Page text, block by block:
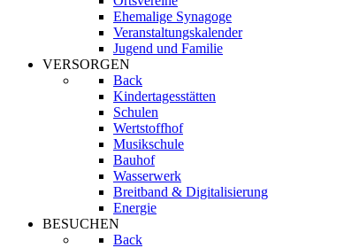
Ehemalige Synagoge
Veranstaltungskalender
Jugend und Familie
VERSORGEN
Back
Kindertagesstätten
Schulen
Wertstoffhof
Musikschule
Bauhof
Wasserwerk
Breitband & Digitalisierung
Energie
BESUCHEN
Back